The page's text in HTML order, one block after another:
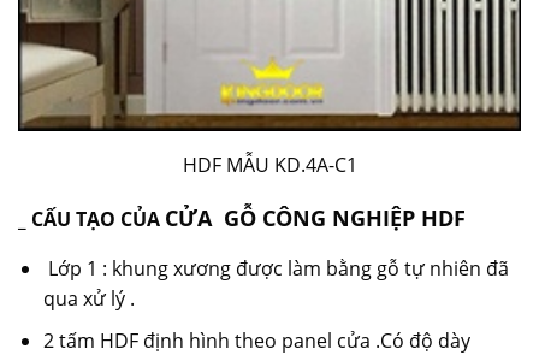
HDF MẪU KD.4A-C1
_ CẤU TẠO CỦA CỬA GỖ CÔNG NGHIỆP HDF
Lớp 1 : khung xương được làm bằng gỗ tự nhiên đã
qua xử lý .
2 tấm HDF định hình theo panel cửa .Có độ dày